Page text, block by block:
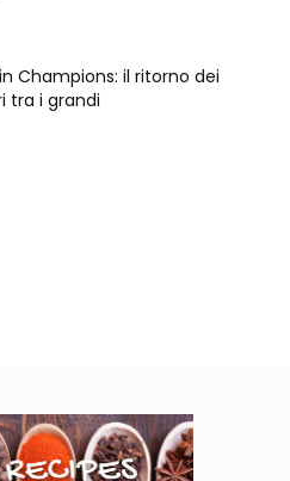
Champions: il ritorno dei
tra i grandi